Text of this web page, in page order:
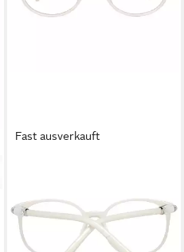
Fast ausverkauft
95,25 € UVP 175,00 €
-46%
lieferbar - in 2-3 Werktagen bei dir